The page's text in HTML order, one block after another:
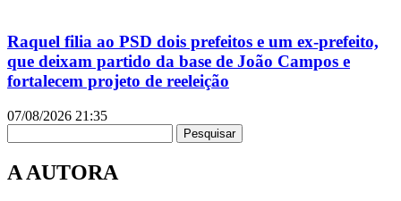
Raquel filia ao PSD dois prefeitos e um ex-prefeito,
que deixam partido da base de João Campos e
fortalecem projeto de reeleição
07/08/2026 21:35
Pesquisar
A AUTORA